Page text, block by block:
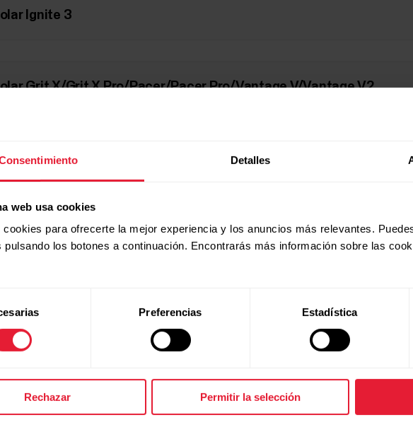
Detalles
web usa cookies
cookies para ofrecerte la mejor experiencia y los anuncios más relevantes.
pulsando los botones a continuación. Encontrarás más información sobre las
Preferencias Estadística
Rechazar Permitir la selección
Ignite 3
Grit X/Grit X Pro/Pacer/Pacer Pro/Vantage V/Vantage V2
Grit X2/Grit X2 Pro/Street X/Vantage M3/Vantage V3
entrenamiento en tu reloj y en Polar Flow
científicos